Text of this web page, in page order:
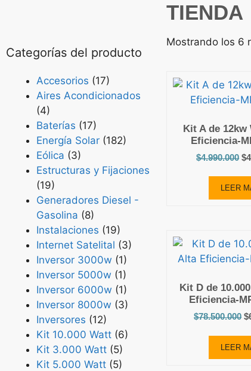
Categorías del producto
Accesorios (17)
Aires Acondicionados
(4)
Baterías (17)
Energía Solar (182)
Eólica (3)
Estructuras y Fijaciones
(19)
Generadores Diesel -
Gasolina (8)
Instalaciones (19)
Internet Satelital (3)
Inversor 3000w (1)
Inversor 5000w (1)
Inversor 6000w (1)
Inversor 8000w (3)
Inversores (12)
Kit 10.000 Watt (6)
Kit 3.000 Watt (5)
Kit 5.000 Watt (5)
TIENDA
Mostrando los 6
Kit A de 12kw
Eficiencia-
$4.990.000 $
LEER
Kit D de
Eficiencia-
$78.500.000 $
LEER